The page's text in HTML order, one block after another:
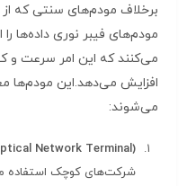
برخلاف مودم‌های سنتی که
مودم‌های فیبر نوری داده‌ها
می‌کنند که این امر سرعت و
افزایش می‌دهد.این مودم‌ها
می‌شوند:
Network Terminal)